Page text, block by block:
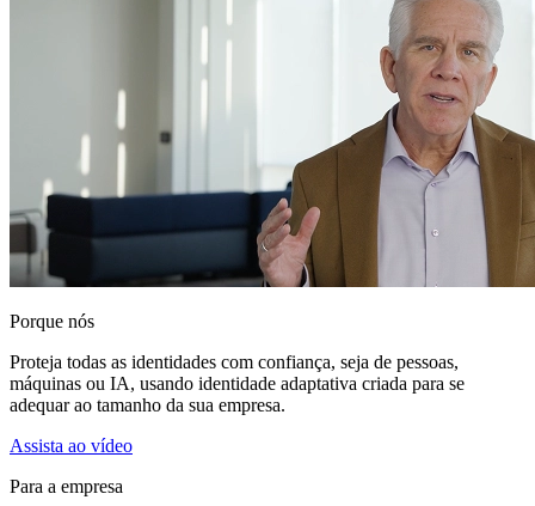
Porque nós
Proteja todas as identidades com confiança, seja de pessoas,
máquinas ou IA, usando identidade adaptativa criada para se
adequar ao tamanho da sua empresa.
Assista ao vídeo
Para a empresa